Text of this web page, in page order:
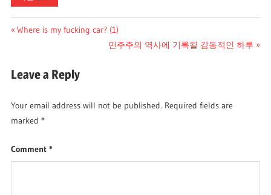
Post
Previous
Where is my fucking car? (1)
Next
민주주의 역사에 기록될 감동적인 하루
Leave a Reply
Your email address will not be published. Required fields are
marked *
Comment *